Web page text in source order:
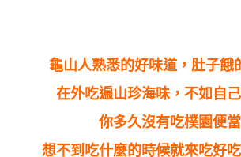
龜山人熟悉的好味道，肚子餓
在外吃遍山珍海味，不如自
你多久沒有吃樸園便當
想不到吃什麼的時候就來吃好